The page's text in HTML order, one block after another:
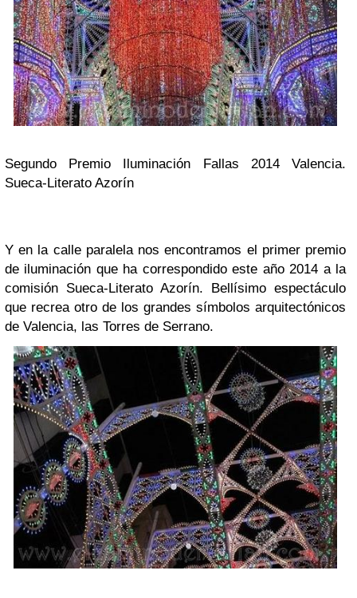
Segundo Premio Iluminación Fallas 2014 Valencia.
Sueca-Literato Azorín
Y en la calle paralela nos encontramos el primer premio
de iluminación que ha correspondido este año 2014 a la
comisión Sueca-Literato Azorín. Bellísimo espectáculo
que recrea otro de los grandes símbolos arquitectónicos
de Valencia, las Torres de Serrano.